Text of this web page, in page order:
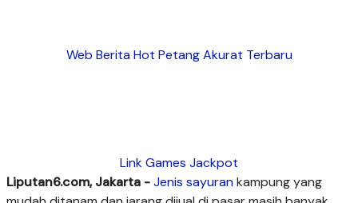
Web Berita Hot Petang Akurat Terbaru
Link Games Jackpot
Liputan6.com, Jakarta -Jenis sayurankampung yang